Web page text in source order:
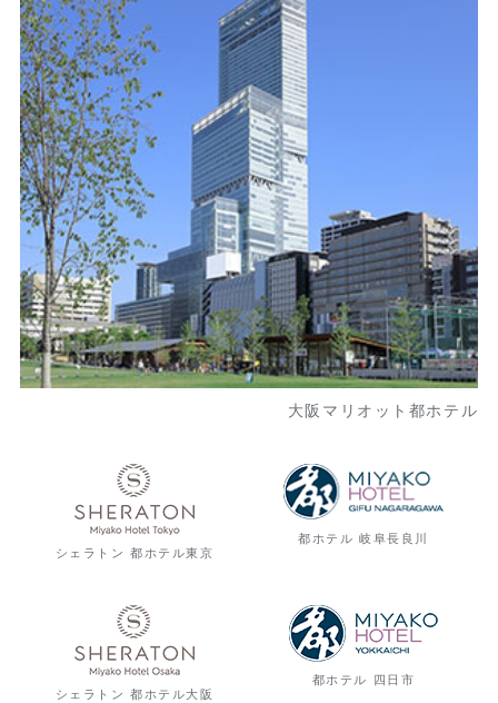
大阪マリオット都ホテル
シェラトン 都ホテル東京
シェラトン 都ホテル大阪
都ホテル 岐阜長良川
都ホテル 四日市